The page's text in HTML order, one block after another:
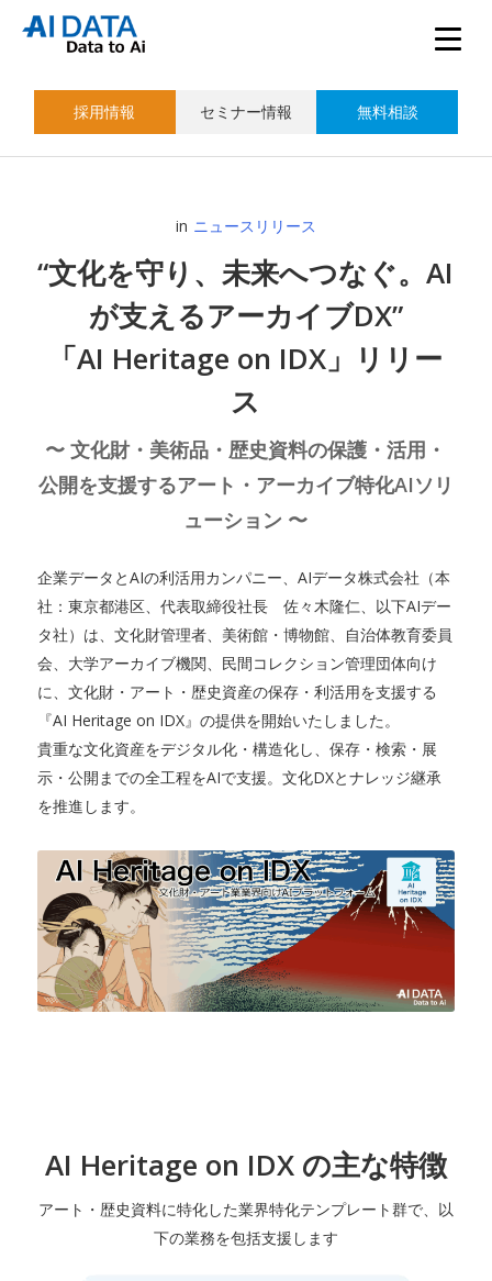
採用情報 セミナー情報 無料相談
in ニュースリリース
“文化を守り、未来へつなぐ。AI
が支えるアーカイブDX”
「AI Heritage on IDX」リリー
ス
〜 文化財・美術品・歴史資料の保護・活用・
公開を支援するアート・アーカイブ特化AIソリ
ューション 〜
企業データとAIの利活用カンパニー、AIデータ株式会社（本
社：東京都港区、代表取締役社長 佐々木隆仁、以下AIデー
タ社）は、文化財管理者、美術館・博物館、自治体教育委員
会、大学アーカイブ機関、民間コレクション管理団体向け
に、文化財・アート・歴史資産の保存・利活用を支援する
『AI Heritage on IDX』の提供を開始いたしました。
貴重な文化資産をデジタル化・構造化し、保存・検索・展
示・公開までの全工程をAIで支援。文化DXとナレッジ継承
を推進します。
AI Heritage on IDX の主な特徴
アート・歴史資料に特化した業界特化テンプレート群で、以
下の業務を包括支援します